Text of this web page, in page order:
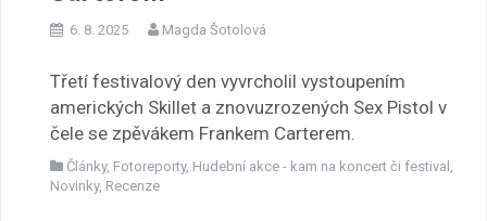
6. 8. 2025 Magda Šotolová
Třetí festivalový den vyvrcholil vystoupením
amerických Skillet a znovuzrozených Sex Pistol v
čele se zpěvákem Frankem Carterem.
Články, Fotoreporty, Hudební akce - kam na koncert či festival
Novinky, Recenze